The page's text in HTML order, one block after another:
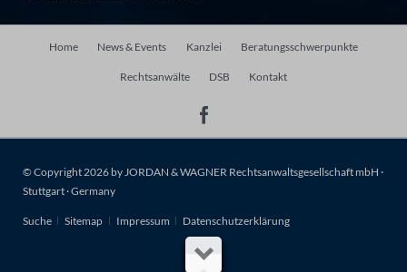
Home News & Events Kanzlei Beratungsschwerpunkte
Rechtsanwälte DSB Kontakt
© Copyright 2026 by JORDAN & WAGNER Rechtsanwaltsgesellschaft mbH ·
Stuttgart · Germany
Navigation
Suche Sitemap Impressum Datenschutzerklärung